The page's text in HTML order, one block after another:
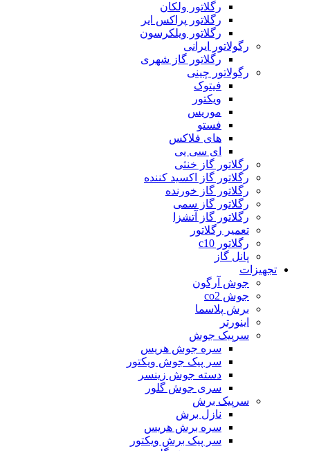
رگلاتور ولکان
رگلاتور پراکس ایر
رگلاتور ویلکرسون
رگولاتور ایرانی
رگلاتور گاز شهری
رگولاتور چینی
فیتوک
ویکتور
موریس
فستو
های فلاکس
ای سی یی
رگلاتور گاز خنثی
رگلاتور گاز اکسید کننده
رگلاتور گاز خورنده
رگلاتور گاز سمی
رگلاتور گاز آتشزا
تعمیر رگلاتور
رگلاتور c10
پانل گاز
تجهیزات
جوش آرگون
جوش co2
برش پلاسما
اینورتر
سرپیک جوش
سره جوش هریس
سر پیک جوش ویکتور
دسته جوش زینسر
سری جوش گلور
سرپیک برش
نازل برش
سره برش هریس
سر پیک برش ویکتور